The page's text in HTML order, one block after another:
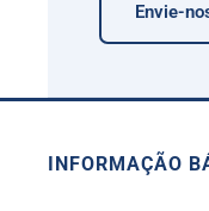
Envie-
INFORMAÇÃO